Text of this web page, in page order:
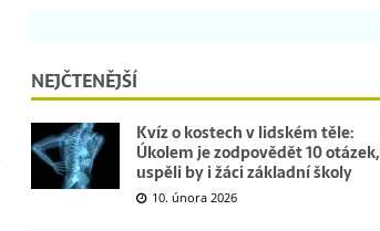
NEJČTENĚJŠÍ
Kvíz o kostech v lidském těle:
Úkolem je zodpovědět 10 otázek,
uspěli by i žáci základní školy
10. února 2026